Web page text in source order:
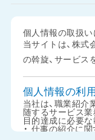
個人情報の取扱い
当サイトは、株
の斡旋、サービス
個人情報の利
当社は、職業紹介
随するサービス
目的達成に必要な
・ 仕事の紹介に